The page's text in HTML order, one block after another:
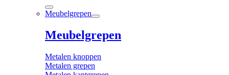
Meubelgrepen
Meubelgrepen
Metalen knoppen
Metalen grepen